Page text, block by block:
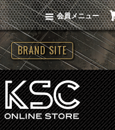
会員メニュー
BRAND SITE